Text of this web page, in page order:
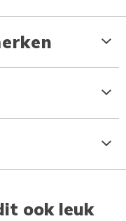
ook leuk